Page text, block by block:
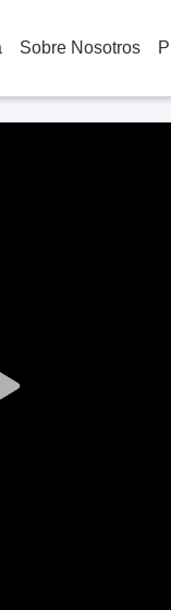
Sobre Nosotros